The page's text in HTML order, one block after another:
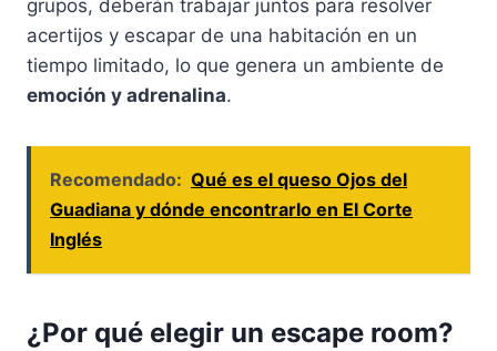
grupos, deberán trabajar juntos para resolver
acertijos y escapar de una habitación en un
tiempo limitado, lo que genera un ambiente de
emoción y adrenalina.
Recomendado: Qué es el queso Ojos del
Guadiana y dónde encontrarlo en El Corte
Inglés
¿Por qué elegir un escape room?